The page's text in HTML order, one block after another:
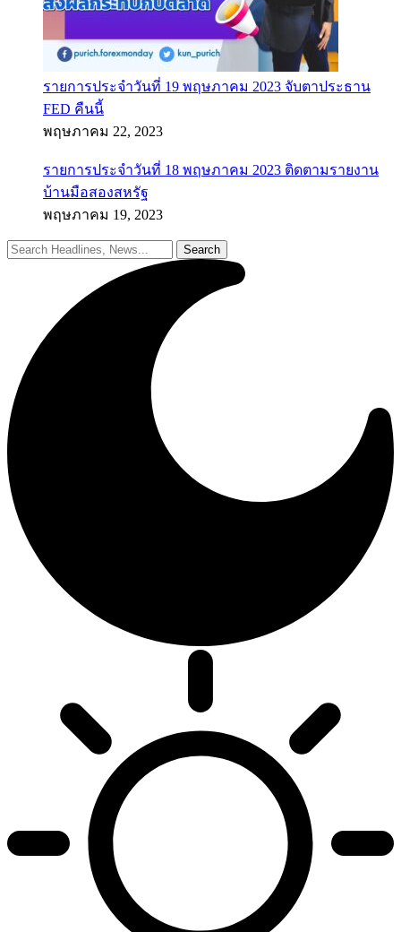
รายการประจำวันที่ 19 พฤษภาคม 2023 จับตาประธาน
FED คืนนี้
พฤษภาคม 22, 2023
รายการประจำวันที่ 18 พฤษภาคม 2023 ติดตามรายงาน
บ้านมือสองสหรัฐ
พฤษภาคม 19, 2023